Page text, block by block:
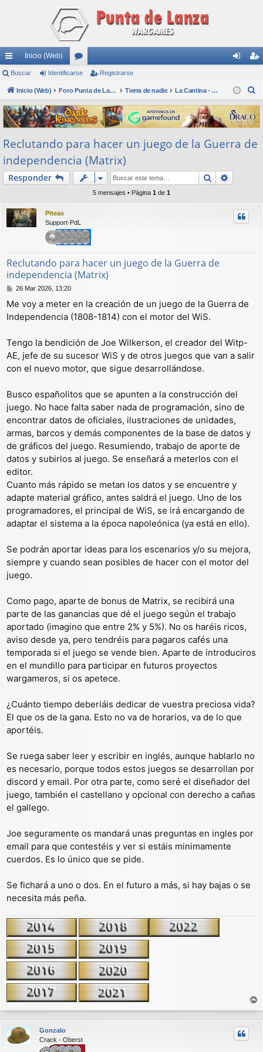
nl
ac
es
rá
pi
do
Inicio (Web)
or
os nti
fic
ar
se
ist
ra
rs
e
Buscar Identificarse Registrarse
Inicio (Web) Foro Punta de Lanza Wargames Tierra de nadie La Cantina - Die Kneipe
s
c
Reclutando para hacer un juego de la Guerra de
independencia (Matrix)
Responder Buscar
5 mensajes • Página 1 de 1
Piteas
Support-PdL
Reclutando para hacer un juego de la Guerra de
independencia (Matrix)
M
n
s
e
26 Mar 2026, 13:20
Me voy a meter en la creación de un juego de la Guerra de
Independencia (1808-1814) con el motor del WiS.
Tengo la bendición de Joe Wilkerson, el creador del Witp-
AE, jefe de su sucesor WiS y de otros juegos que van a salir
con el nuevo motor, que sigue desarrollándose.
Busco españolitos que se apunten a la construcción del
juego. No hace falta saber nada de programación, sino de
encontrar datos de oficiales, ilustraciones de unidades,
armas, barcos y demás componentes de la base de datos y
de gráficos del juego. Resumiendo, trabajo de aporte de
datos y subirlos al juego. Se enseñará a meterlos con el
editor.
Cuanto más rápido se metan los datos y se encuentre y
adapte material gráfico, antes saldrá el juego. Uno de los
programadores, el principal de WiS, se irá encargando de
adaptar el sistema a la época napoleónica (ya está en ello).
Se podrán aportar ideas para los escenarios y/o su mejora,
siempre y cuando sean posibles de hacer con el motor del
juego.
Como pago, aparte de bonus de Matrix, se recibirá una
parte de las ganancias que dé el juego según el trabajo
aportado (imagino que entre 2% y 5%). No os haréis ricos,
aviso desde ya, pero tendréis para pagaros cafés una
temporada si el juego se vende bien. Aparte de introduciros
en el mundillo para participar en futuros proyectos
wargameros, si os apetece.
¿Cuánto tiempo deberiáis dedicar de vuestra preciosa vida?
El que os de la gana. Esto no va de horarios, va de lo que
aportéis.
Se ruega saber leer y escribir en inglés, aunque hablarlo no
es necesario, porque todos estos juegos se desarrollan por
discord y email. Por otra parte, como seré el diseñador del
juego, también el castellano y opcional con derecho a cañas
el gallego.
Joe seguramente os mandará unas preguntas en ingles por
email para que contestéis y ver si estáis minimamente
cuerdos. Es lo único que se pide.
Se fichará a uno o dos. En el futuro a más, si hay bajas o se
necesita más peña.
r
r
Gonzalo
Crack - Oberst